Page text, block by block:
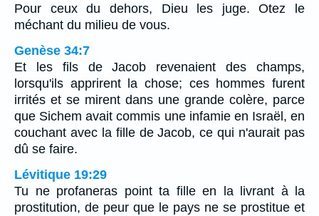
Pour ceux du dehors, Dieu les juge. Otez le
méchant du milieu de vous.
Genèse 34:7
Et les fils de Jacob revenaient des champs,
lorsqu'ils apprirent la chose; ces hommes furent
irrités et se mirent dans une grande colère, parce
que Sichem avait commis une infamie en Israël, en
couchant avec la fille de Jacob, ce qui n'aurait pas
dû se faire.
Lévitique 19:29
Tu ne profaneras point ta fille en la livrant à la
prostitution, de peur que le pays ne se prostitue et